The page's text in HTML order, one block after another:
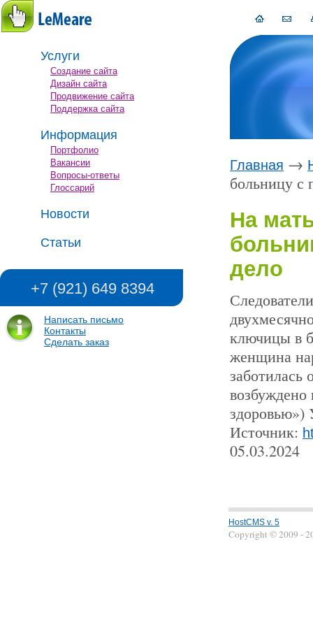
Услуги
Создание сайта
Дизайн сайта
Продвижение сайта
Поддержка сайта
Информация
Портфолио
Вакансии
Вопросы-ответы
Глоссарий
Новости
Статьи
+7 (921) 649 8394
Написать письмо
Контакты
Сделать заказ
Главная →
больницу с
На
дело
ключицы в
женщина
заботилась
Источник:
05.03.2024
HostCMS v. 5
Copyright © 2009 -